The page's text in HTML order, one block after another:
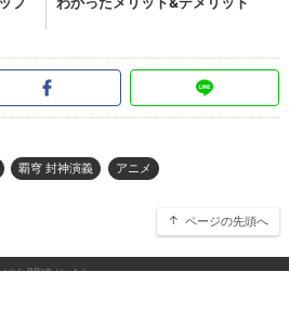
覇穹 封神演義 アニメ
ページの先頭へ
ぴあ関連サイト